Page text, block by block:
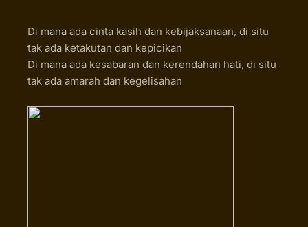
Di mana ada cinta kasih dan kebijaksanaan, di situ
tak ada ketakutan dan kepicikan
Di mana ada kesabaran dan kerendahan hati, di situ
tak ada amarah dan kegelisahan